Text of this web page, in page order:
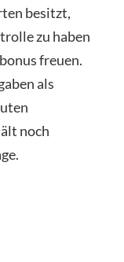
besitzt,
zu haben
freuen.
als
noch